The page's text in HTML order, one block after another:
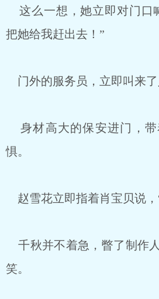
这么一想，她立即对门口
把她给我赶出去！”
门外的服务员，立即叫来了
身材高大的保安进门，带
惧。
赵雪花立即指着肖宝贝说，
千秋并不着急，瞥了制作
笑。